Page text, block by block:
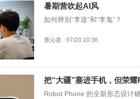
暑期营吹起AI风
如何辨别“李逵”和“李鬼”？
查沁君 · 07/20 10:36
把“大疆”塞进手机，但荣
Robot Phone 的全新形态设计